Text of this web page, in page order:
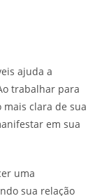
ajuda a
trabalhar para
clara de sua
em sua
uma
sua relação